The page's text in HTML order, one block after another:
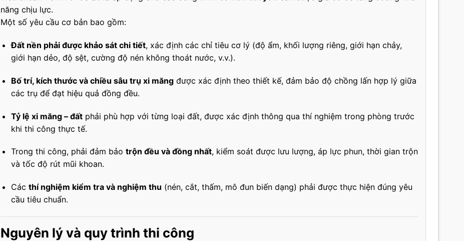
năng chịu lực.
Một số yêu cầu cơ bản bao gồm:
Đất nền phải được khảo sát chi tiết, xác định các chỉ tiêu cơ lý (độ ẩm, khối lượng riêng, giới hạn chảy,
giới hạn dẻo, độ sệt, cường độ nén không thoát nước, v.v.).
Bố trí, kích thước và chiều sâu trụ xi măngđược xác định theo thiết kế, đảm bảo độ chồng lấn hợp lý giữa
các trụ để đạt hiệu quả đồng đều.
Tỷ lệ xi măng – đấtphải phù hợp với từng loại đất, được xác định thông qua thí nghiệm trong phòng trước
khi thi công thực tế.
Trong thi công, phải đảm bảo trộn đều và đồng nhất, kiểm soát được lưu lượng, áp lực phun, thời gian trộn
và tốc độ rút mũi khoan.
Các thí nghiệm kiểm tra và nghiệm thu (nén, cắt, thấm, mô đun biến dạng) phải được thực hiện đúng yêu
cầu tiêu chuẩn.
Nguyên lý và quy trình thi công